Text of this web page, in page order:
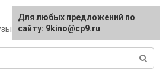
Для любых предложений по
сайту: 9kino@cp9.ru